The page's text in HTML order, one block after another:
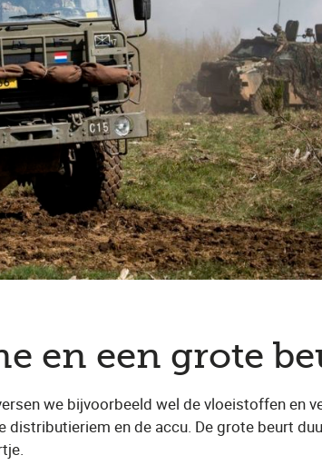
en een grote
we bijvoorbeeld wel de vloeistoffen en
distributieriem en de accu. De grote beurt